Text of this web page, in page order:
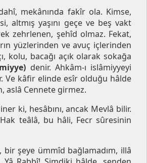
mekânında fakîr ola. Kimse,
altmış yaşını geçe ve beş vakt
zehrlenen, şehîd olmaz. Fekat,
yüzlerinden ve avuç içlerinden
kolu, bacağı açık olarak sokağa
denir. Ahkâm-ı islâmiyyeyi
Ve kâfir elinde esîr olduğu hâlde
aslâ Cennete girmez.
ki, hesâbını, ancak Mevlâ bilir.
teâlâ, bu hâli, Fecr sûresinin
şeye ümmîd bağlamadım, illâ